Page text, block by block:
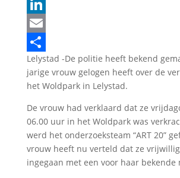
X
LinkedIn
Email
Delen
Lelystad -De politie heeft bekend
jarige vrouw gelogen heeft over de
het Woldpark in Lelystad.
De vrouw had verklaard dat ze
06.00 uur in het Woldpark was
werd het onderzoeksteam “ART 20”
vrouw heeft nu verteld dat ze
ingegaan met een voor haar bekende